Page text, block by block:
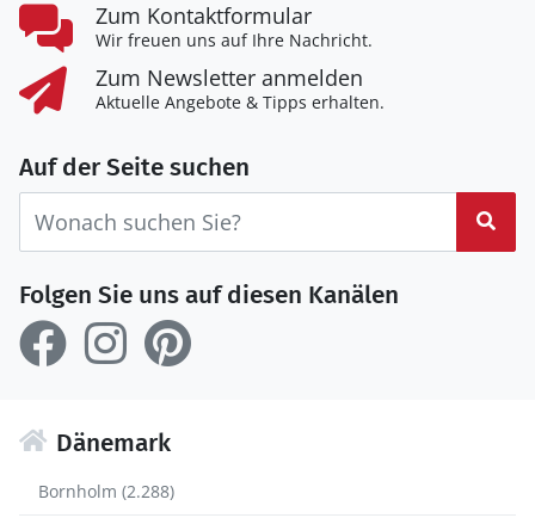
Zum Kontaktformular
Wir freuen uns auf Ihre Nachricht.
Zum Newsletter anmelden
Aktuelle Angebote & Tipps erhalten.
Auf der Seite suchen
Folgen Sie uns auf diesen Kanälen
Dänemark
Bornholm (2.288)